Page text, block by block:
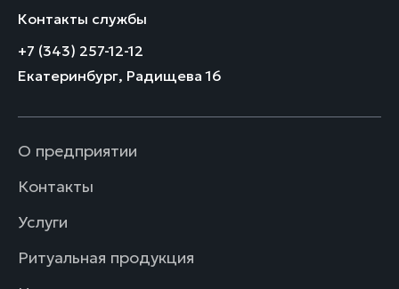
Контакты службы
+7 (343) 257-12-12
Екатеринбург, Радищева 16
О предприятии
Контакты
Услуги
Ритуальная продукция